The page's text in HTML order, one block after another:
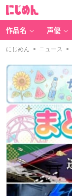
作品名 声優
にじめん > ニュース >